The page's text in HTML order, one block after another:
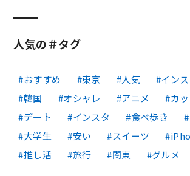
人気の＃タグ
おすすめ 東京 人気
イン
韓国
オシャレ アニメ
カ
デート
インスタ 食べ歩き
大学生
安い スイーツ
推し活
旅行 関東 グルメ